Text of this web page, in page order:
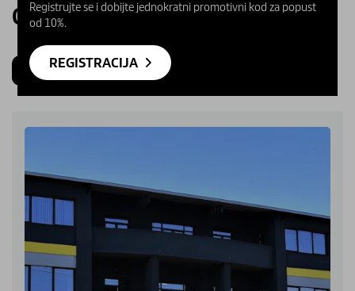
CENTRE
Beograd Novi Sad
Registrujte se i dobijte jednokratni promotivni kod za popust
od 10%.
REGISTRACIJA